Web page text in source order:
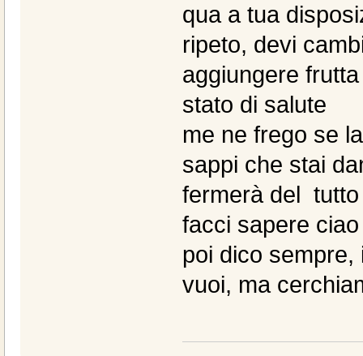
qua a tua
ripeto, devi
aggiungere
stato di salute
me ne frego se
sappi che stai
fermerà del tutto
facci sapere ciao
poi dico sempre,
vuoi, ma